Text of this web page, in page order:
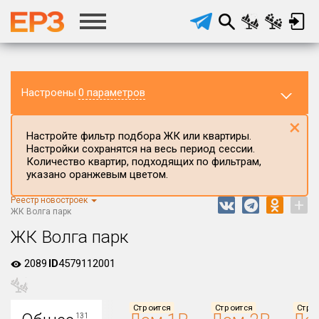
Настроены 0 параметров
Регион ЖК
Все
Настройте фильтр подбора ЖК или квартиры.
Настройки сохранятся на весь период сессии.
Количество квартир, подходящих по фильтрам,
указано оранжевым цветом.
×
Реестр новостроек
ЖК Волга парк
+
ЖК Волга парк
2089 ID4579112001
131
Строится Строится